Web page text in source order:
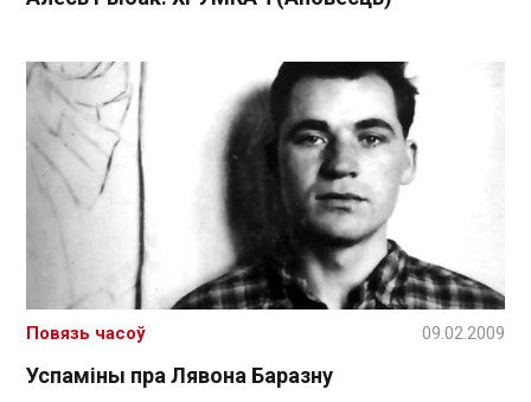
Успаміны пра Лявона Баразну
Повязь часоў 09.02.2009